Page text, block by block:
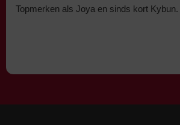
Topmerken als Joya en sinds kort Kybun.